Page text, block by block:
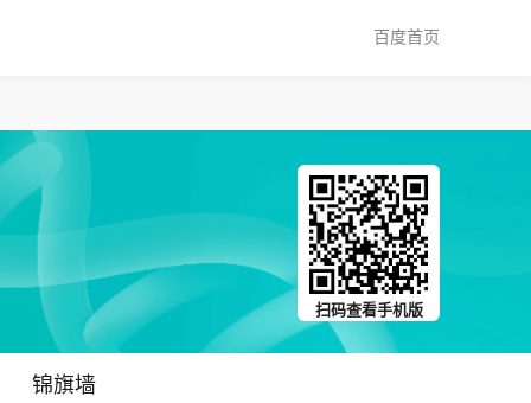
百度首页
扫码查看手机版
锦旗墙